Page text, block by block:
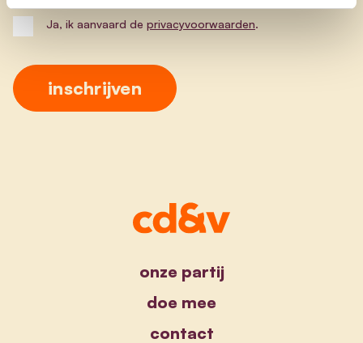
Ja, ik aanvaard de privacyvoorwaarden.
onze partij
doe mee
contact